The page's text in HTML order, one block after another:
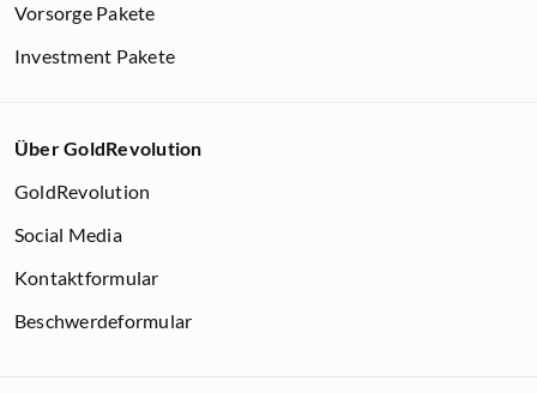
Vorsorge Pakete
Investment Pakete
Über GoldRevolution
GoldRevolution
Social Media
Kontaktformular
Beschwerdeformular